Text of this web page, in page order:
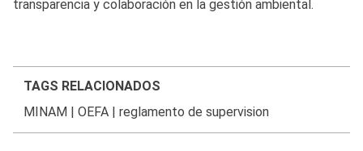
transparencia y colaboración en la gestión ambiental.
TAGS RELACIONADOS
MINAM
OEFA| reglamento de supervision